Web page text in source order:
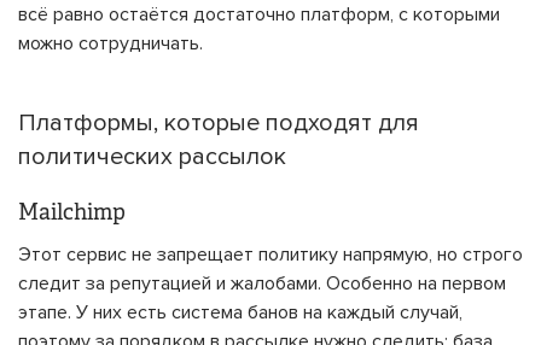
всё равно остаётся достаточно платформ, с которыми
можно сотрудничать.
Платформы, которые подходят для
политических рассылок
Mailchimp
Этот сервис не запрещает политику напрямую, но строго
следит за репутацией и жалобами. Особенно на первом
этапе. У них есть система банов на каждый случай,